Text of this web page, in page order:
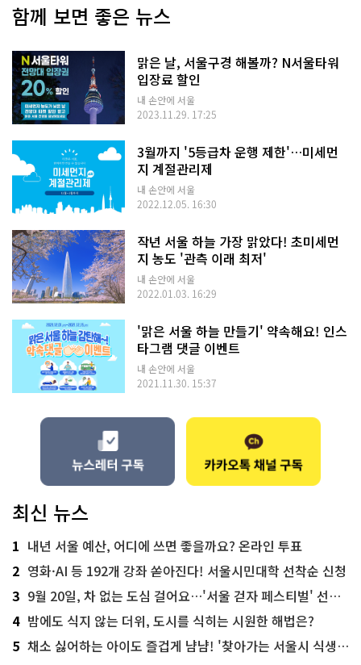
함께 보면 좋은 뉴스
맑은 날, 서울구경 해볼까? N서울타워
입장료 할인
내 손안에 서울
2023.11.29. 17:25
3월까지 '5등급차 운행 제한'…미세먼
지 계절관리제
내 손안에 서울
2022.12.05. 16:30
작년 서울 하늘 가장 맑았다! 초미세먼
지 농도 '관측 이래 최저'
내 손안에 서울
2022.01.03. 16:29
'맑은 서울 하늘 만들기' 약속해요! 인스
타그램 댓글 이벤트
내 손안에 서울
2021.11.30. 15:37
최신 뉴스
1 내년 서울 예산, 어디에 쓰면 좋을까요? 온라인 투표
2 영화·AI 등 192개 강좌 쏟아진다! 서울시민대학 선착순 신청
3 9월 20일, 차 없는 도심 걸어요…'서울 걷자 페스티벌' 선착순 5천명
4 밤에도 식지 않는 더위, 도시를 식히는 시원한 해법은?
5 채소 싫어하는 아이도 즐겁게 냠냠! '찾아가는 서울시 식생활 교육' 현장